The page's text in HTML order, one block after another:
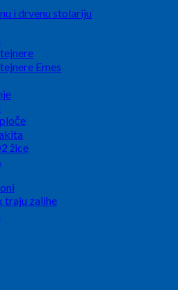
i drvenu stolariju
Emes
žice
traju zalihe